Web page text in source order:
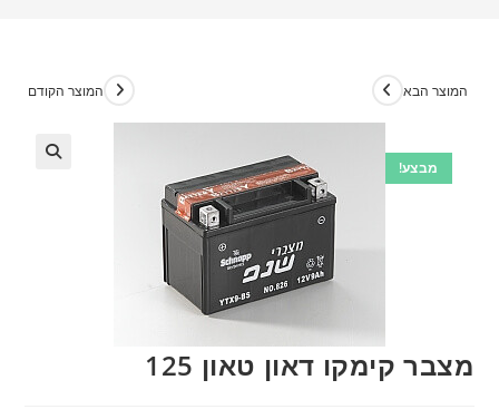
מבצע!
המוצר הקודם המוצר הבא
מצבר קימקו דאון טאון 125